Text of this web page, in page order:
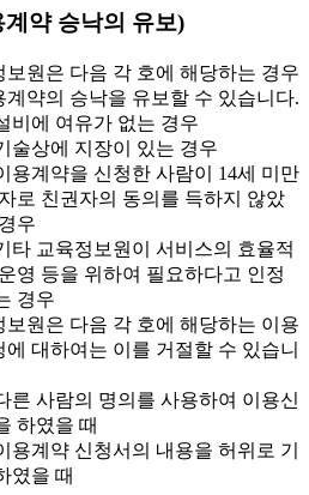
약 승낙의 유보)
원은 다음 각 호에 해당하는 경우
계약의 승낙을 유보할 수 있습니다.
비에 여유가 없는 경우
술상에 지장이 있는 경우
용계약을 신청한 사람이 14세 미만
로 친권자의 동의를 득하지 않았
우
타 교육정보원이 서비스의 효율적
영 등을 위하여 필요하다고 인정
경우
원은 다음 각 호에 해당하는 이용
에 대하여는 이를 거절할 수 있습니
른 사람의 명의를 사용하여 이용신
하였을 때
용계약 신청서의 내용을 허위로 기
였을 때